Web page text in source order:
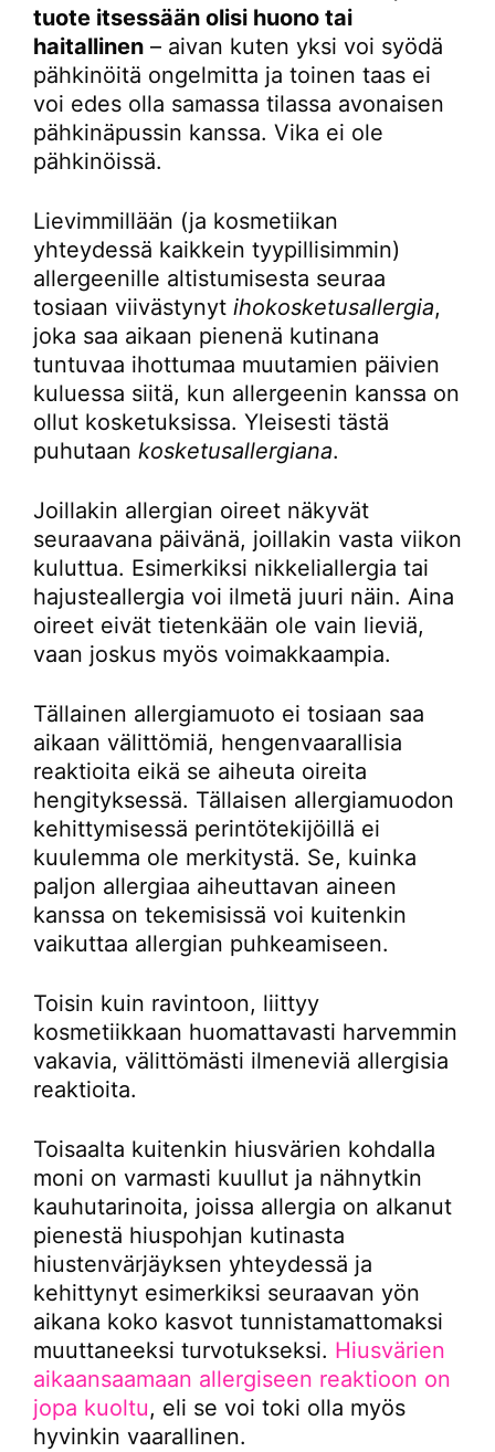
tuote itsessään olisi huono tai
haitallinen – aivan kuten yksi voi syödä
pähkinöitä ongelmitta ja toinen taas ei
voi edes olla samassa tilassa avonaisen
pähkinäpussin kanssa. Vika ei ole
pähkinöissä.
Lievimmillään (ja kosmetiikan
yhteydessä kaikkein tyypillisimmin)
allergeenille altistumisesta seuraa
tosiaan viivästynyt ihokosketusallergia,
joka saa aikaan pienenä kutinana
tuntuvaa ihottumaa muutamien päivien
kuluessa siitä, kun allergeenin kanssa on
ollut kosketuksissa. Yleisesti tästä
puhutaan kosketusallergiana.
Joillakin allergian oireet näkyvät
seuraavana päivänä, joillakin vasta viikon
kuluttua. Esimerkiksi nikkeliallergia tai
hajusteallergia voi ilmetä juuri näin. Aina
oireet eivät tietenkään ole vain lieviä,
vaan joskus myös voimakkaampia.
Tällainen allergiamuoto ei tosiaan saa
aikaan välittömiä, hengenvaarallisia
reaktioita eikä se aiheuta oireita
hengityksessä. Tällaisen allergiamuodon
kehittymisessä perintötekijöillä ei
kuulemma ole merkitystä. Se, kuinka
paljon allergiaa aiheuttavan aineen
kanssa on tekemisissä voi kuitenkin
vaikuttaa allergian puhkeamiseen.
Toisin kuin ravintoon, liittyy
kosmetiikkaan huomattavasti harvemmin
vakavia, välittömästi ilmeneviä allergisia
reaktioita.
Toisaalta kuitenkin hiusvärien kohdalla
moni on varmasti kuullut ja nähnytkin
kauhutarinoita, joissa allergia on alkanut
pienestä hiuspohjan kutinasta
hiustenvärjäyksen yhteydessä ja
kehittynyt esimerkiksi seuraavan yön
aikana koko kasvot tunnistamattomaksi
muuttaneeksi turvotukseksi. Hiusvärien
aikaansaamaan allergiseen reaktioon on
jopa kuoltu, eli se voi toki olla myös
hyvinkin vaarallinen.